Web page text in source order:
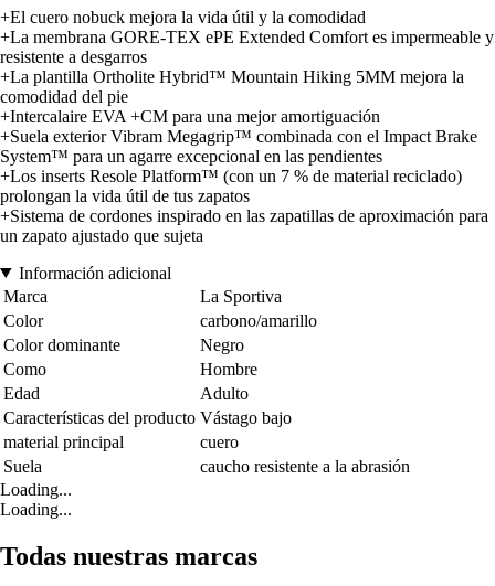
+El cuero nobuck mejora la vida útil y la comodidad
+La membrana GORE-TEX ePE Extended Comfort es impermeable y
resistente a desgarros
+La plantilla Ortholite Hybrid™ Mountain Hiking 5MM mejora la
comodidad del pie
+Intercalaire EVA +CM para una mejor amortiguación
+Suela exterior Vibram Megagrip™ combinada con el Impact Brake
System™ para un agarre excepcional en las pendientes
+Los inserts Resole Platform™ (con un 7 % de material reciclado)
prolongan la vida útil de tus zapatos
+Sistema de cordones inspirado en las zapatillas de aproximación para
un zapato ajustado que sujeta
Información adicional
Marca
La Sportiva
Color
carbono/amarillo
Color dominante
Negro
Como
Hombre
Edad
Adulto
Características del producto Vástago bajo
material principal
cuero
Suela
caucho resistente a la abrasión
Loading...
Loading...
Todas nuestras marcas